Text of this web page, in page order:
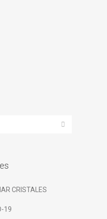
CRISTALES
19